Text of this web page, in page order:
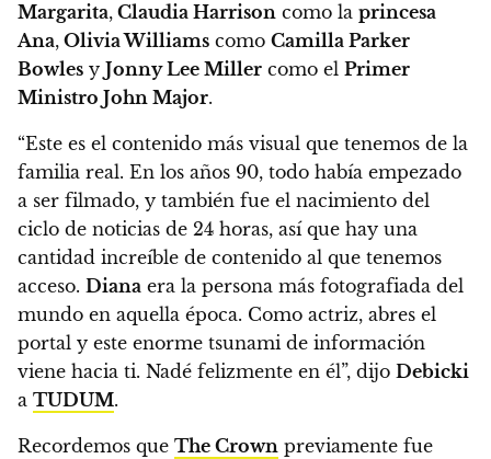
Margarita, Claudia Harrison como la princesa
Ana, Olivia Williams como Camilla Parker
Bowles y Jonny Lee Miller como el Primer
Ministro John Major.
“Este es el contenido más visual que tenemos de la
familia real. En los años 90, todo había empezado
a ser filmado, y también fue el nacimiento del
ciclo de noticias de 24 horas, así que hay una
cantidad increíble de contenido al que tenemos
acceso. Diana era la persona más fotografiada del
mundo en aquella época. Como actriz, abres el
portal y este enorme tsunami de información
viene hacia ti. Nadé felizmente en él”, dijo Debicki
a TUDUM.
Recordemos que The Crown previamente fue